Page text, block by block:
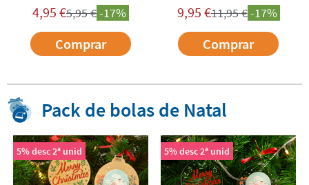
4,95 €5,95€-17%
Comprar
9,95 €11,95€-17%
Comprar
Pack de bolas de Natal
Super Oferta
5% desc 2ª unid 5% desc 2ª unid